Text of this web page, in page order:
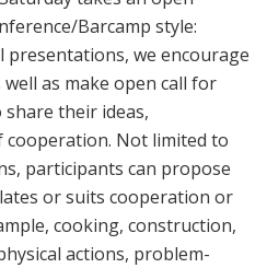
Barcamp style:
we encourage
as make open call for
their ideas,
cooperation. Not limited to
participants can propose
or suits cooperation or
cooking, construction,
actions, problem-